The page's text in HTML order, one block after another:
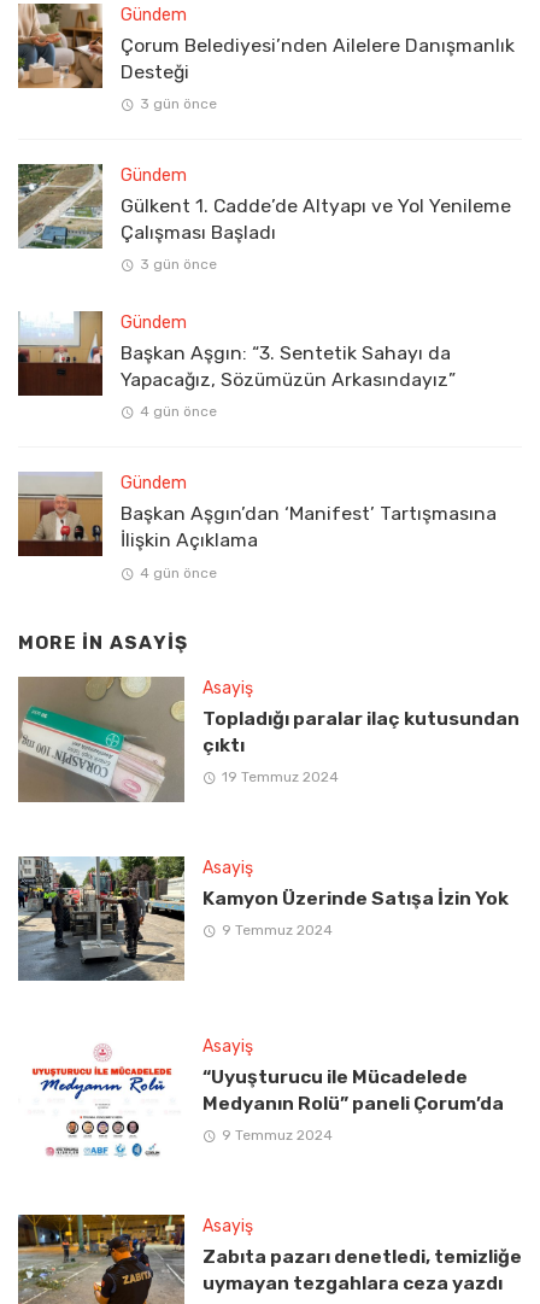
Gündem
Çorum Belediyesi’nden Ailelere Danışmanlık
Desteği
3 gün önce
Gündem
Gülkent 1. Cadde’de Altyapı ve Yol Yenileme
Çalışması Başladı
3 gün önce
Gündem
Başkan Aşgın: “3. Sentetik Sahayı da
Yapacağız, Sözümüzün Arkasındayız”
4 gün önce
Gündem
Başkan Aşgın’dan ‘Manifest’ Tartışmasına
İlişkin Açıklama
4 gün önce
MORE IN ASAYIŞ
Asayiş
Topladığı paralar ilaç kutusundan
çıktı
19 Temmuz 2024
Asayiş
Kamyon Üzerinde Satışa İzin Yok
9 Temmuz 2024
Asayiş
“Uyuşturucu ile Mücadelede
Medyanın Rolü” paneli Çorum’da
9 Temmuz 2024
Asayiş
Zabıta pazarı denetledi, temizliğe
uymayan tezgahlara ceza yazdı